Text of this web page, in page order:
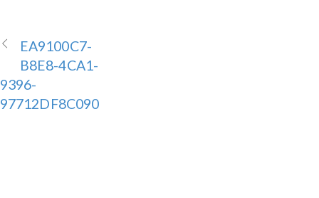
EA9100C7-
B8E8-4CA1-
9396-
97712DF8C090